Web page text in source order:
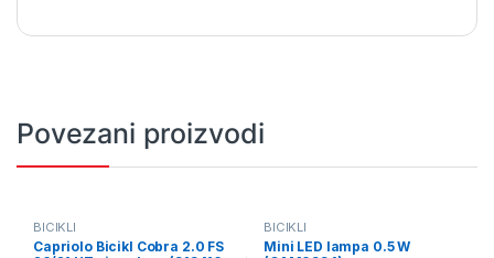
Povezani proizvodi
BICIKLI
Capriolo Bicikl Cobra 2.0 FS
BICIKLI
Mini LED lampa 0.5 W